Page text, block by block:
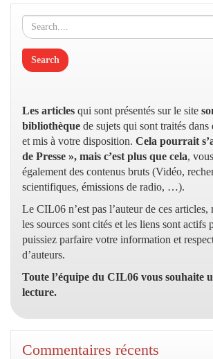
Les articles qui sont présentés sur le site
bibliothèque de sujets qui sont traités
et mis à votre disposition. Cela pourrait
de Presse », mais c’est plus que cela,
également des contenus bruts (Vidéo,
scientifiques, émissions de radio, …).
Le CIL06 n’est pas l’auteur de ces articles,
les sources sont cités et les liens sont actifs
puissiez parfaire votre information et
d’auteurs.
Toute l’équipe du CIL06 vous souhaite
lecture.
Commentaires récents